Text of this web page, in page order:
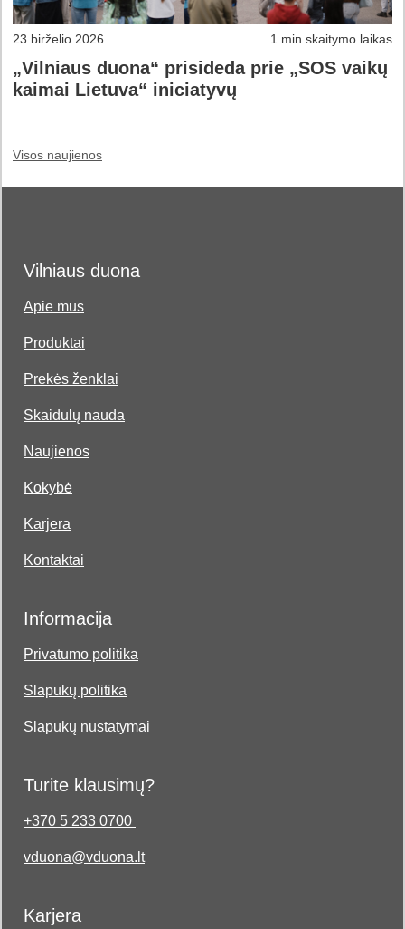
23 birželio 2026 1 min skaitymo laikas
„Vilniaus duona“ prisideda prie „SOS vaikų
kaimai Lietuva“ iniciatyvų
Visos naujienos
Vilniaus duona
Apie mus
Produktai
Prekės ženklai
Skaidulų nauda
Naujienos
Kokybė
Karjera
Kontaktai
Informacija
Privatumo politika
Slapukų politika
Slapukų nustatymai
Turite klausimų?
+370 5 233 0700
vduona@vduona.lt
Karjera